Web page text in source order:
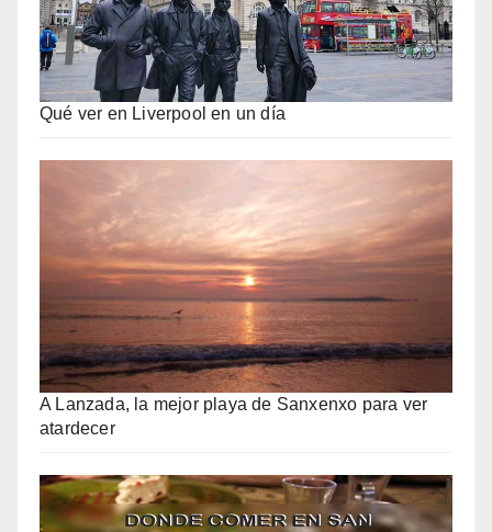
Qué ver en Liverpool en un día
A Lanzada, la mejor playa de Sanxenxo para ver
atardecer